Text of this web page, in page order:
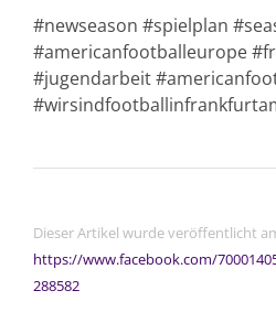
#newseason #spielplan
#americanfootballeurope
#jugendarbeit
Dieser Artikel wurde veröffentlicht
https://www.facebook.com/
288582